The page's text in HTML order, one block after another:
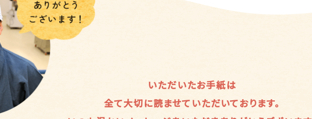
いただいたお手紙は
全て大切に読ませていただいております。